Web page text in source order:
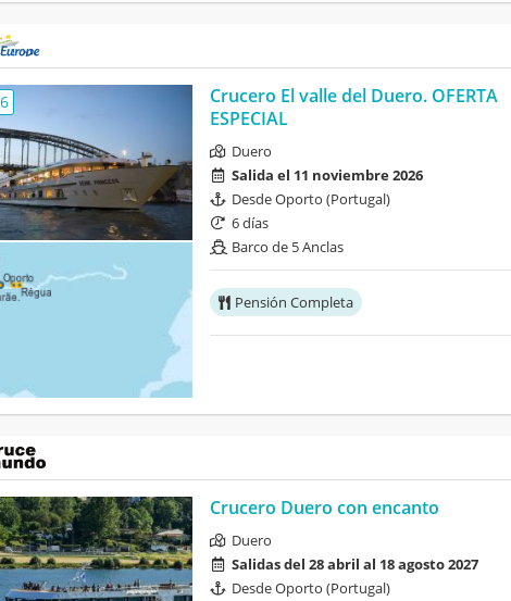
Crucero El valle del Duero. OFERTA
ESPECIAL
Duero
Salida el 11 noviembre 2026
Desde Oporto (Portugal)
6 días
Barco de 5 Anclas
Pensión Completa
Crucero Duero con encanto
Duero
Salidas del 28 abril al 18 agosto 2027
Desde Oporto (Portugal)